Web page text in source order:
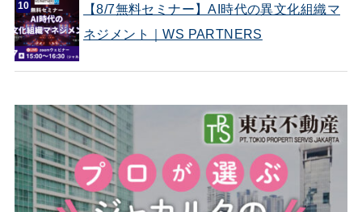
【8/7無料セミナー】AI時代の異文化組織マ
ネジメント｜WS PARTNERS